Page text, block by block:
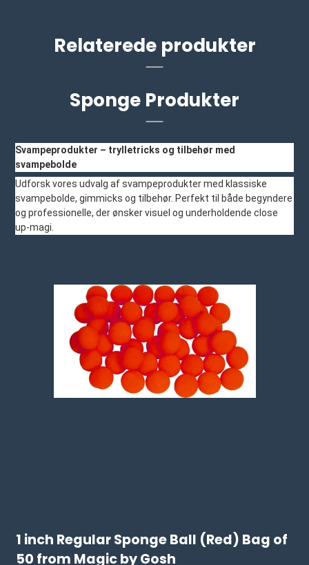
Relaterede produkter
Sponge Produkter
Svampeprodukter – trylletricks og tilbehør med
svampebolde
Udforsk vores udvalg af svampeprodukter med klassiske
svampebolde, gimmicks og tilbehør. Perfekt til både begyndere
og professionelle, der ønsker visuel og underholdende close
up-magi.
1 inch Regular Sponge Ball (Red) Bag of
50 from Magic by Gosh